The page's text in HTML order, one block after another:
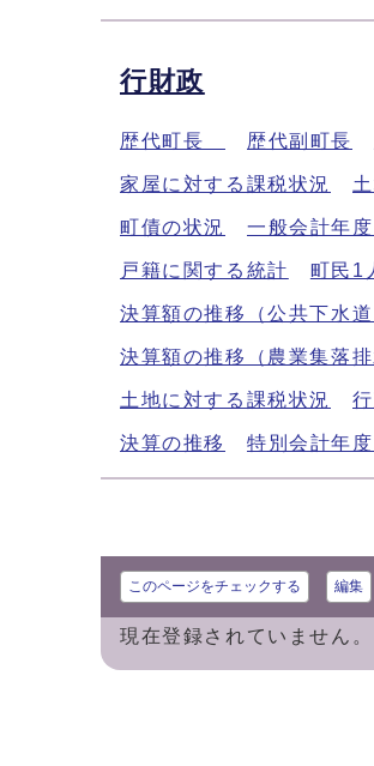
行財政
歴代町長 歴代副町長
家屋に対する課税状況
町債の状況 一般会計年
戸籍に関する統計 町民1
決算額の推移（公共下水道
決算額の推移（農業集落排
土地に対する課税状況
決算の推移 特別会計年
このページをチェックする 編集
現在登録されていません。